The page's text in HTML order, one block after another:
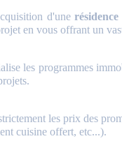
d'une
en vous offrant un
les programmes
les prix des
cuisine offert, etc...).